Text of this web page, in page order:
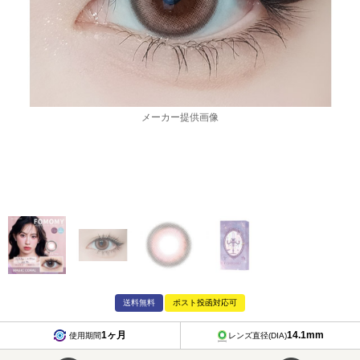
送料無料 ポスト投函対応可
使用期間1ヶ月 レンズ直径(DIA)14.1mm